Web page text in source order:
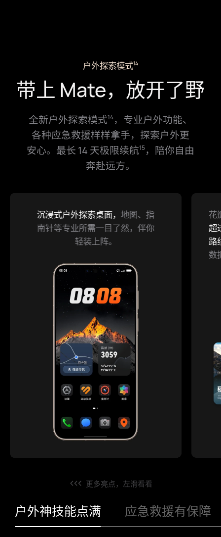
户外探索模式14
带上 Mate，放开了野
全新户外探索模式14，专业户外功能、
各⁠种应急救援样样拿手，探索户外更
安⁠心。最长 14 天极限续航15，陪你自由
奔⁠赴远方。
沉浸式户外探索桌面，地图、指
南针等专业所需一目了然，伴你
轻装上阵。
花
超⁠
路
数
支持卫星通信17和卫星天气查询
野外遇到紧急状况，也能获取重要
信息。
征服艰险，挺你到底。 最
更多亮点，左滑看看
户外神技能点满 应急救援有保障